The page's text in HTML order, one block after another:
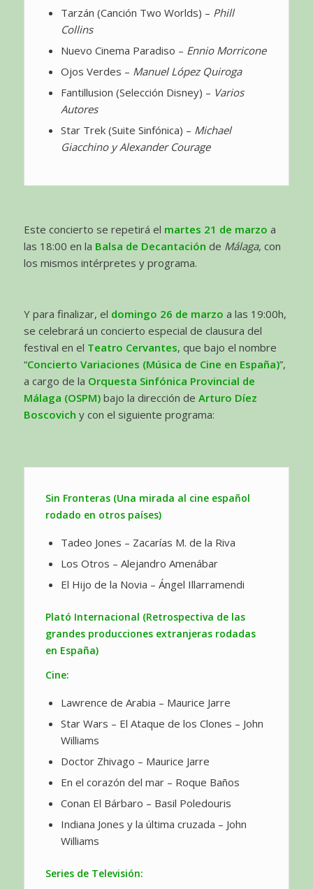
Tarzán (Canción Two Worlds) – Phill
Collins
Nuevo Cinema Paradiso – Ennio Morricone
Ojos Verdes – Manuel López Quiroga
Fantillusion (Selección Disney) – Varios
Autores
Star Trek (Suite Sinfónica) – Michael
Giacchino y Alexander Courage
Este concierto se repetirá el martes 21 de marzo a
las 18:00 en la Balsa de Decantación de Málaga, con
los mismos intérpretes y programa.
Y para finalizar, el domingo 26 de marzo a las 19:00h,
se celebrará un concierto especial de clausura del
festival en el Teatro Cervantes, que bajo el nombre
“Concierto Variaciones (Música de Cine en España)”,
a cargo de la Orquesta Sinfónica Provincial de
Málaga (OSPM)bajo la dirección de Arturo Díez
Boscovich y con el siguiente programa:
Sin Fronteras (Una mirada al cine español
rodado en otros países)
Tadeo Jones – Zacarías M. de la Riva
Los Otros – Alejandro Amenábar
El Hijo de la Novia – Ángel Illarramendi
Plató Internacional (Retrospectiva de las
grandes producciones extranjeras rodadas
en España)
Cine:
Lawrence de Arabia – Maurice Jarre
Star Wars – El Ataque de los Clones – John
Williams
Doctor Zhivago – Maurice Jarre
En el corazón del mar – Roque Baños
Conan El Bárbaro – Basil Poledouris
Indiana Jones y la última cruzada – John
Williams
Series de Televisión: